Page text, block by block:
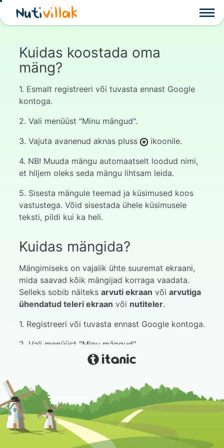
Nutivillak
Kuidas koostada oma
mäng?
1. Esmalt registreeri või tuvasta ennast Google
kontoga.
2. Vali menüüst "Minu mängud".
3. Vajuta avanenud aknas pluss
ikoonile.
4. NB! Muuda mängu automaatselt loodud nimi,
et hiljem oleks seda mängu lihtsam leida.
5. Sisesta mängule teemad ja küsimused koos
vastustega. Võid sisestada ühele küsimusele
teksti, pildi kui ka heli.
Kuidas mängida?
Mängimiseks on vajalik ühte suuremat ekraani,
mida saavad kõik mängijad korraga vaadata.
Selleks sobib näiteks arvuti ekraan või arvutiga
ühendatud teleri ekraan või nutiteler.
1. Registreeri või tuvasta ennast Google kontoga.
2. Vali menüüst "Minu mängud".
3. Vali meelepärane mäng.
4. Vajuta alusta.
5. Oota kuni mängijad liituvad mänguga.
Mänguga liitumise juhendi leiad mängust kui
hiirega hoverdada paremal ülaservas paikneval
mängu koodil. Seal on kirjas järgmine info: